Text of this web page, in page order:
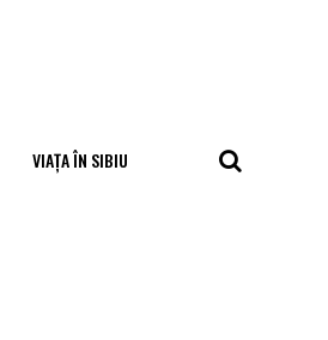
VIAȚA ÎN SIBIU